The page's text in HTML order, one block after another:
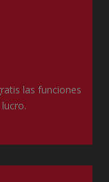
las funciones